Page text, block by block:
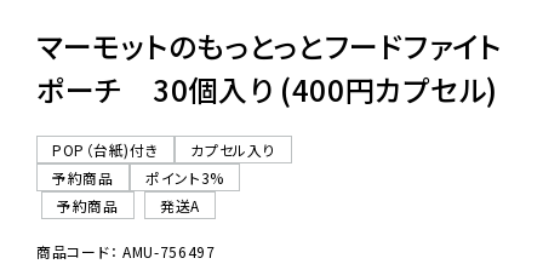
マーモットのもっとっとフードファイト
ポーチ 30個入り (400円カプセル)
POP（台紙)付き
カプセル入り
予約商品
ポイント3%
予約商品
発送A
商品コード： AMU-756497